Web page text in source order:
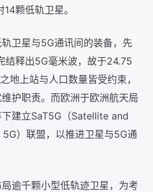
颗低轨卫星。
卫星与5G通讯间的装备，先
结释出5G毫米波，故于24.75
地上站与人口数量皆受约束，
护职责。而欧洲于欧洲航天局
建立SaT5G（Satellite and
）联盟，以推进卫星与5G通
逾千颗小型低轨迹卫星，为考